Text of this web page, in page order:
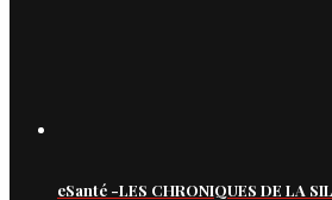
eSanté -LES CHRONIQUES DE LA